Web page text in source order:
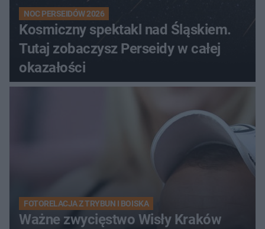
NOC PERSEIDÓW 2026
Kosmiczny spektakl nad Śląskiem.
Tutaj zobaczysz Perseidy w całej
okazałości
FOTORELACJA Z TRYBUN I BOISKA
Ważne zwycięstwo Wisły Kraków